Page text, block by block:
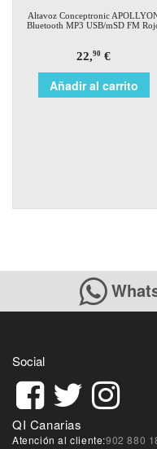
Altavoz Conceptronic
Bluetooth MP3 USB/mSD FM
22,90 €
Añadir al carrito
Social
QI Canarias
Atención al cliente:902 880